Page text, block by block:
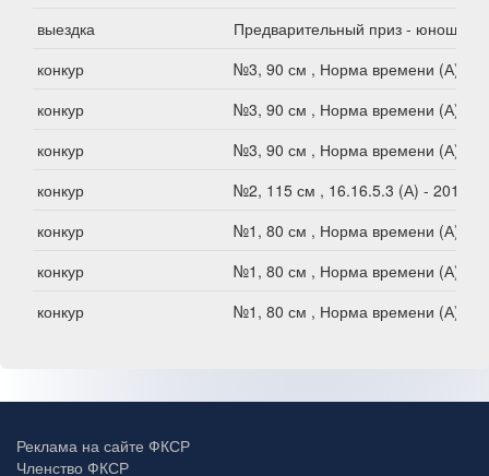
выездка
Предварительный приз - юноши
конкур
№3, 90 см , Норма времени (А)
конкур
№3, 90 см , Норма времени (А)
конкур
№3, 90 см , Норма времени (А)
конкур
№2, 115 см , 16.16.5.3 (А) - 2012
конкур
№1, 80 см , Норма времени (А)
конкур
№1, 80 см , Норма времени (А)
конкур
№1, 80 см , Норма времени (А)
Реклама на сайте ФКСР
Членство ФКСР